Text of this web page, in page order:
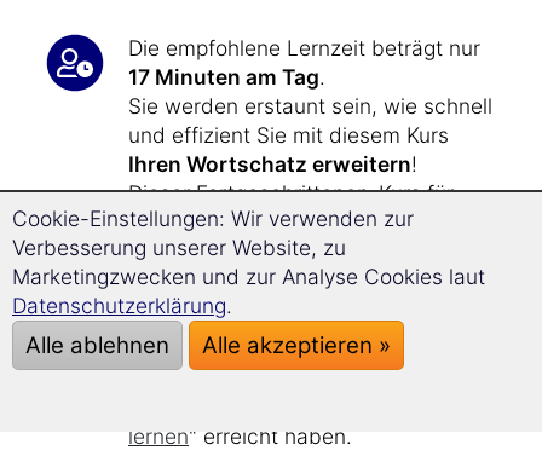
Die empfohlene Lernzeit beträgt nur
17 Minuten am Tag.
Sie werden erstaunt sein, wie schnell
und effizient Sie mit diesem Kurs
Ihren Wortschatz erweitern!
Dieser Fortgeschrittenen-Kurs für
Koreanischlehrt Sie über 1.800 neue
Vokabeln.
Dieser Sprachkurs für
Fortgeschrittene erweitert Ihre
Koreanisch-Kenntnisse, die Sie mit
lernen" erreicht haben.
Cookie-Einstellungen: Wir verwenden zur
Verbesserung unserer Website, zu
Marketingzwecken und zur Analyse Cookies laut
Datenschutzerklärung.
Alle ablehnen Alle akzeptieren »